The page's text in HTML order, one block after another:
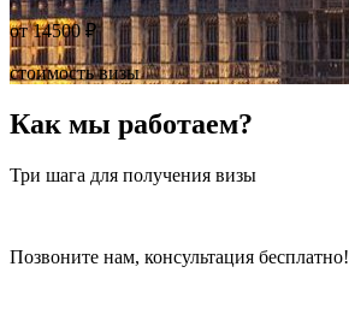
от14500₽
стоимость визы
Как мы работаем?
Три шага для получения визы
Позвоните нам, консультация бесплатно!